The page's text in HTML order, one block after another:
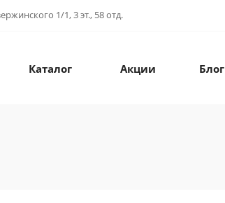
1/1, 3 эт., 58 отд.
Каталог Акции Блог